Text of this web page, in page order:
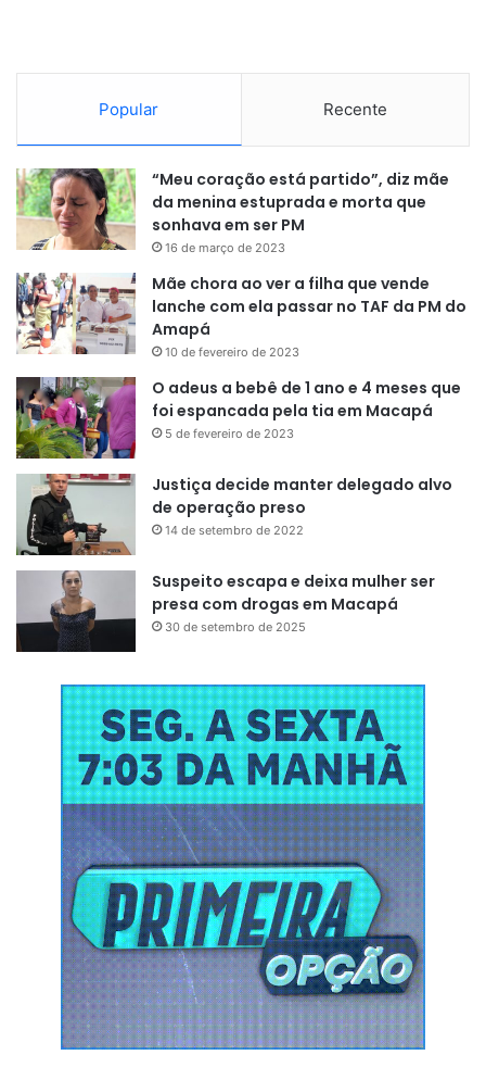
Popular Recente
“Meu coração está partido”, diz mãe
da menina estuprada e morta que
sonhava em ser PM
16 de março de 2023
Mãe chora ao ver a filha que vende
lanche com ela passar no TAF da PM do
Amapá
10 de fevereiro de 2023
O adeus a bebê de 1 ano e 4 meses que
foi espancada pela tia em Macapá
5 de fevereiro de 2023
Justiça decide manter delegado alvo
de operação preso
14 de setembro de 2022
Suspeito escapa e deixa mulher ser
presa com drogas em Macapá
30 de setembro de 2025